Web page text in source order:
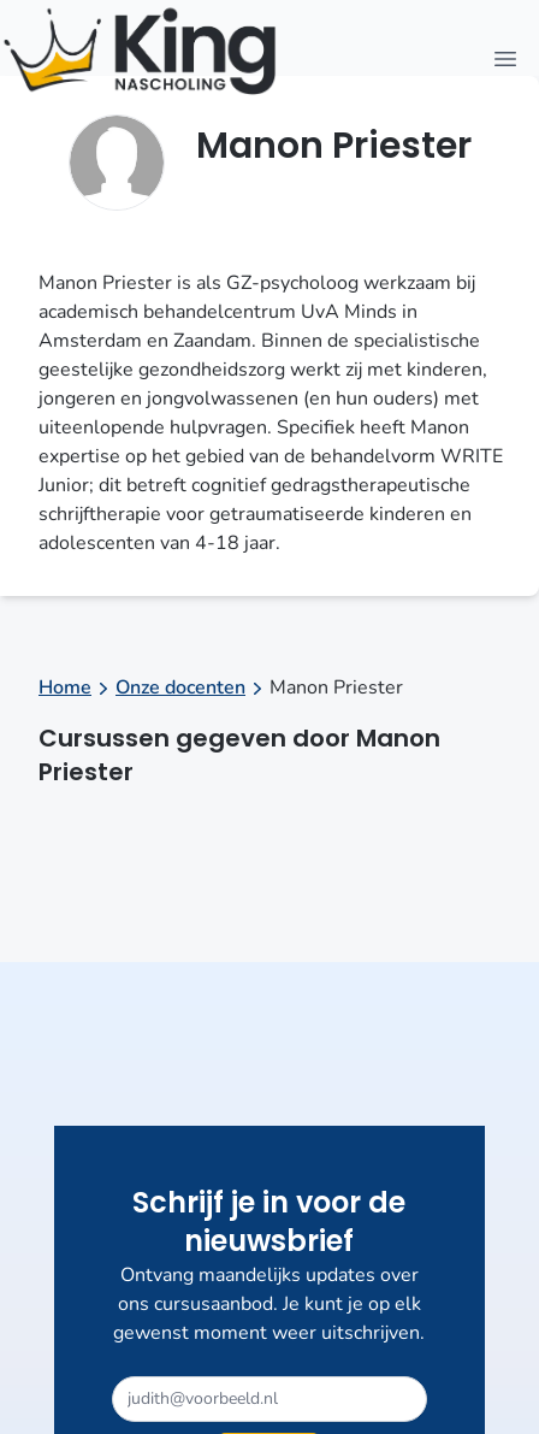
Manon Priester
Manon Priester is als GZ-psycholoog werkzaam bij
academisch behandelcentrum UvA Minds in
Amsterdam en Zaandam. Binnen de specialistische
geestelijke gezondheidszorg werkt zij met kinderen,
jongeren en jongvolwassenen (en hun ouders) met
uiteenlopende hulpvragen. Specifiek heeft Manon
expertise op het gebied van de behandelvorm WRITE
Junior; dit betreft cognitief gedragstherapeutische
schrijftherapie voor getraumatiseerde kinderen en
adolescenten van 4-18 jaar.
Home Onze docenten Manon Priester
Cursussen gegeven door Manon
Priester
Schrijf je in voor de
nieuwsbrief
Ontvang maandelijks updates over
ons cursusaanbod. Je kunt je op elk
gewenst moment weer uitschrijven.